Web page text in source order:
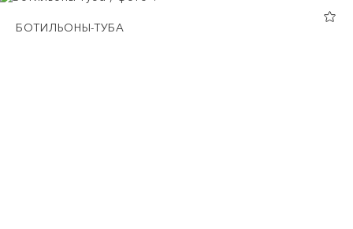
БОТИЛЬОНЫ-ТУБА